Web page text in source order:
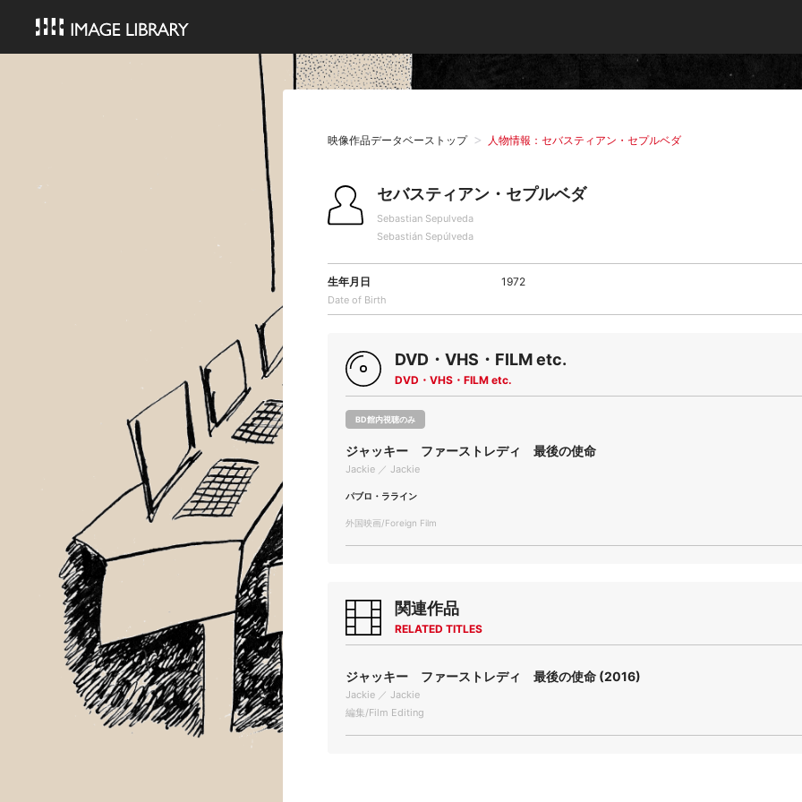
映像作品データベーストップ 人物情報：セバスティアン・セプルベダ
セバスティアン・セプルベダ
Sebastian Sepulveda
Sebastián Sepúlveda
生年月日
Date of Birth
1972
DVD・VHS・FILM etc.
DVD・VHS・FILM etc.
BD館内視聴のみ
ジャッキー ファーストレディ 最後の使命
Jackie ／ Jackie
パブロ・ラライン
外国映画/Foreign Film
関連作品
RELATED TITLES
ジャッキー ファーストレディ 最後の使命 (2016)
Jackie ／ Jackie
編集/Film Editing